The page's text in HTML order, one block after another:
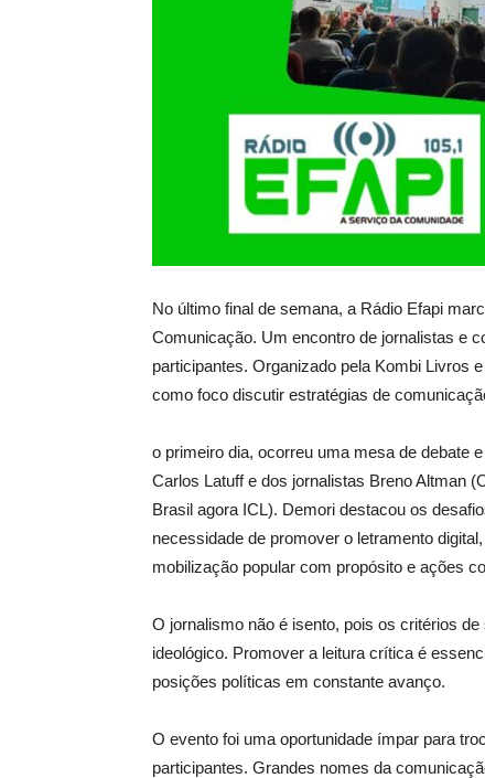
No último final de semana, a Rádio Efapi
Comunicação. Um encontro de jornalistas e
participantes. Organizado pela Kombi Livros
como foco discutir estratégias de
o primeiro dia, ocorreu uma mesa de debate
Carlos Latuff e dos jornalistas Breno Altman
Brasil agora ICL). Demori destacou os
necessidade de promover o letramento
mobilização popular com propósito e ações
O jornalismo não é isento, pois os critérios
ideológico. Promover a leitura crítica é
posições políticas em constante avanço.
O evento foi uma oportunidade ímpar para
participantes. Grandes nomes da